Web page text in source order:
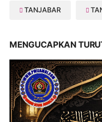
TANJABAR
MENGUCAPKAN